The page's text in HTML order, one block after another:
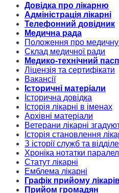
Довідка про лікарню
Адміністрація лікарні
Телефонний довідник
Медична рада
Положення про
Склад медичної ради
Медико-технічний
Ліцензія та сертифікати
Вакансії
Історичні матеріали
Історична довідка
Історія лікарні в іменах
Архівні матеріали
Ветерани лікарні
Історія становлення
З історії служб та
Хроніка нотатки
Статут лікарні
Емблема лікарні
Графік прийому
Прийом громадян